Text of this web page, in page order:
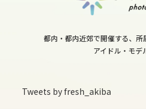
sat
sun
都内・都内近郊で開催する、
アイドル・モデ
Tweets by fresh_akiba